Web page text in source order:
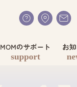
MOMのサポート
support
お